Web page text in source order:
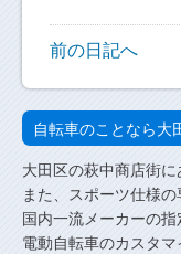
前の日記へ
自転車のことなら大
大田区の萩中商店街
また、スポーツ仕様
国内一流メーカーの
電動自転車のカスタ